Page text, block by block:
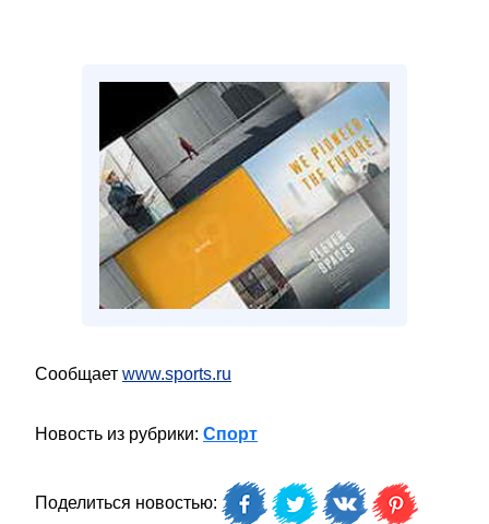
Сообщает www.sports.ru
Новость из рубрики: Спорт
Поделиться новостью: